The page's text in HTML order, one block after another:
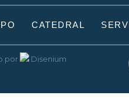
CATEDRAL
por Disenium